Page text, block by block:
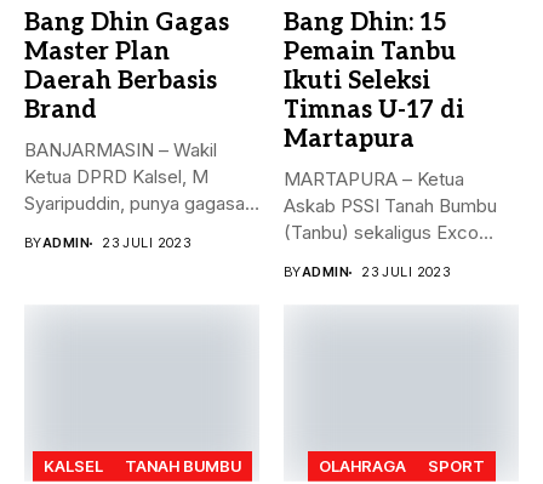
Bang Dhin Gagas
Master Plan
Daerah Berbasis
Brand
BANJARMASIN – Wakil
Ketua DPRD Kalsel, M
Syaripuddin, punya gagasan
BYADMIN 23 JULI 2023
Bang Dhin: 15
Pemain Tanbu
Ikuti Seleksi
Timnas U-17 di
Martapura
MARTAPURA – Ketua
Askab PSSI Tanah Bumbu
(Tanbu) sekaligus Exco
BYADMIN 23 JULI 2023
KALSEL TANAH BUMBU OLAHRAGA SPORT